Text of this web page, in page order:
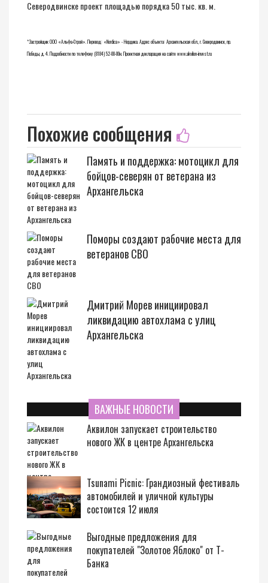
Северодвинскепроект площадьюпорядка 50 тыс. кв. м.
*Застройщик ООО «Альфа-Строй». Перевод: «Nordica» - Нордика. Адрес объекта: Архангельская обл., г. Северодвинск, пр.
Победы, д. 4. Подробности по телефону (8184) 52-00-00н. Проектная декларация на сайтеwww.akvilon-invest.ru
Похожие сообщения
Память и поддержка: мотоцикл для
бойцов-северян от ветерана из
Архангельска
Поморы создают рабочие места для
ветеранов СВО
Дмитрий Морев инициировал
ликвидацию автохлама с улиц
Архангельска
ВАЖНЫЕ НОВОСТИ
Аквилон запускает строительство
нового ЖК в центре Архангельска
Tsunami Picnic: Грандиозный фестиваль
автомобилей и уличной культуры
состоится 12 июля
Выгодные предложения для
покупателей "Золотое Яблоко" от Т-
Банка